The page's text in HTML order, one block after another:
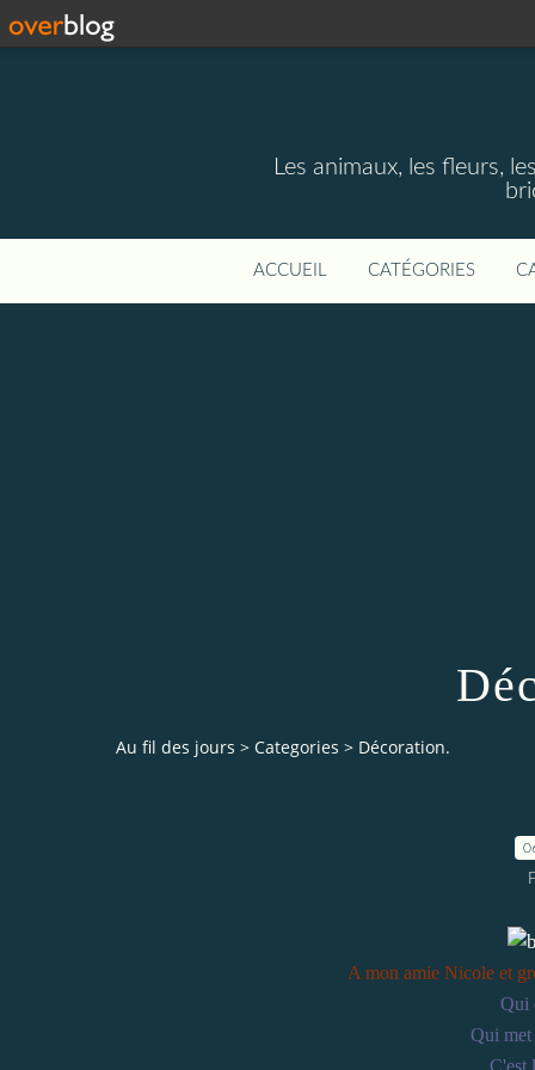
Les animaux, les fleurs,
ACCUEIL CATÉGORIES
Au fil des jours > Categories > Décoration.
A mon amie Nicole et
Qui
Qui met
C'est